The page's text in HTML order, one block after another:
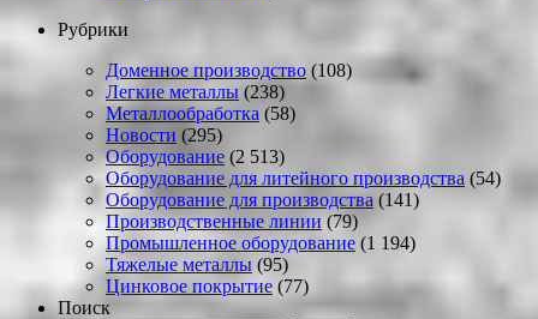
Рубрики
Доменное производство (108)
Легкие металлы (238)
Металлообработка (58)
Новости (295)
Оборудование (2 513)
Оборудование для литейного производства (54)
Оборудование для производства (141)
Производственные линии (79)
Промышленное оборудование (1 194)
Тяжелые металлы (95)
Цинковое покрытие (77)
Поиск